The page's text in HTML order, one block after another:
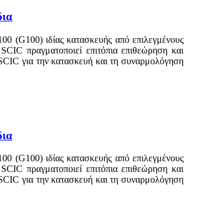
(G100) ιδίας κατασκευής από επιλεγμένους
πραγματοποιεί επιτόπια επιθεώρηση και
για την κατασκευή και τη συναρμολόγηση
(G100) ιδίας κατασκευής από επιλεγμένους
πραγματοποιεί επιτόπια επιθεώρηση και
για την κατασκευή και τη συναρμολόγηση